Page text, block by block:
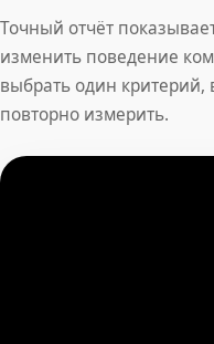
Точный отчёт
изменить поведение
выбрать один критерий,
повторно измерить.